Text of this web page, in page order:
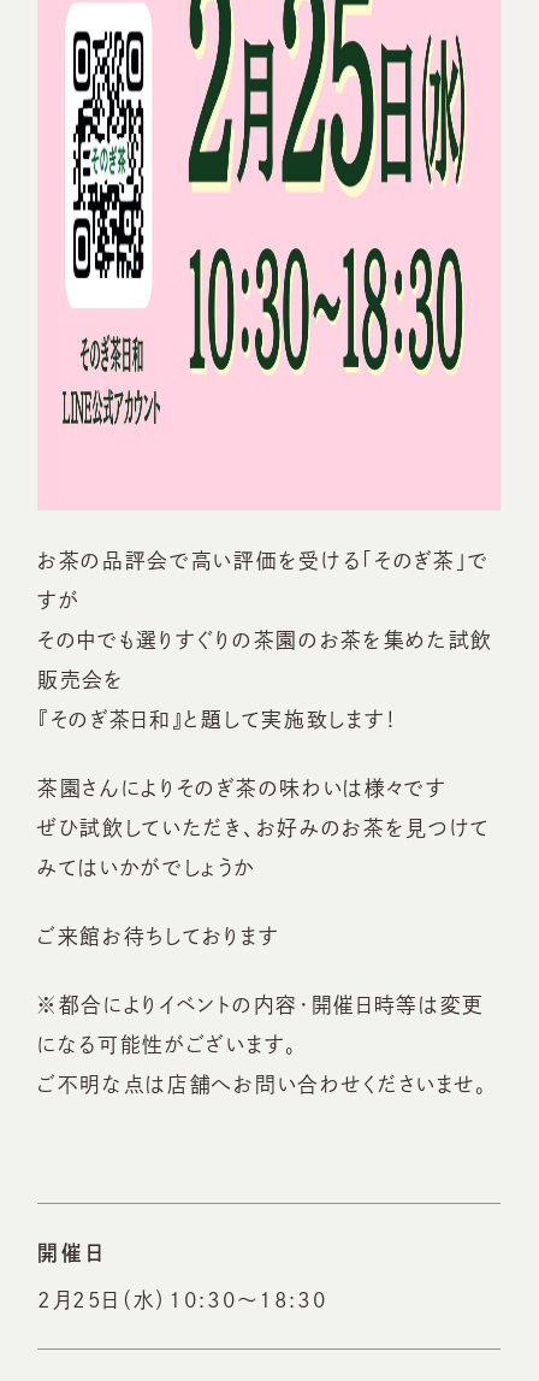
お茶の品評会で高い評価を受ける「そのぎ茶」で
すが
その中でも選りすぐりの茶園のお茶を集めた試飲
販売会を
『そのぎ茶日和』と題して実施致します！
茶園さんによりそのぎ茶の味わいは様々です
ぜひ試飲していただき、お好みのお茶を見つけて
みてはいかがでしょうか
ご来館お待ちしております
※都合によりイベントの内容・開催日時等は変更
になる可能性がございます。
ご不明な点は店舗へお問い合わせくださいませ。
開催日
2月25日（水）10:30～18:30